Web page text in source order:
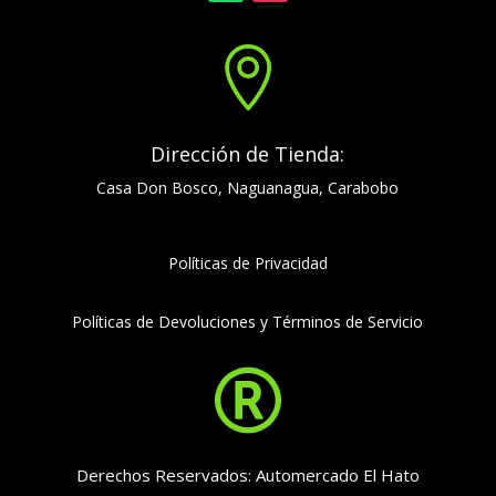

Dirección de Tienda:
Casa Don Bosco, Naguanagua, Carabobo
Políticas de Privacidad
Políticas de Devoluciones y Términos de Servicio

Derechos Reservados: Automercado El Hato